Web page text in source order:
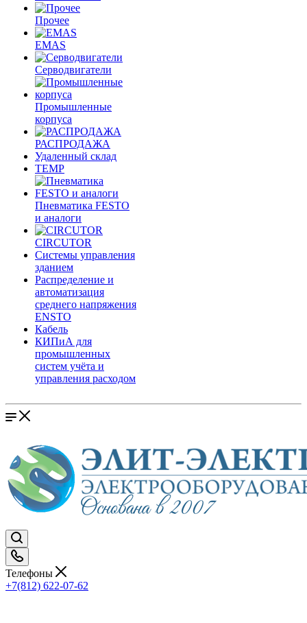
Прочее
EMAS
Cерводвигатели
Промышленные
корпуса
РАСПРОДАЖА
Удаленный склад
TEMP
Пневматика FESTO
и аналоги
CIRCUTOR
Системы управления
зданием
Распределение и
автоматизация
среднего напряжения
ENSTO
Кабель
КИПиА для
промышленных
систем учёта и
управления расходом
Телефоны
+7(812) 622-07-62